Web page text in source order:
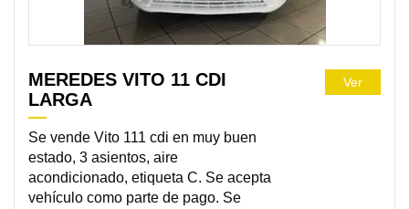
MEREDES VITO 11 CDI
LARGA
Se vende Vito 111 cdi en muy buen
estado, 3 asientos, aire
acondicionado, etiqueta C. Se acepta
vehículo como parte de pago. Se
Ver